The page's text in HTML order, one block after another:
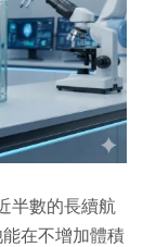
半數的長續航
在不增加體積